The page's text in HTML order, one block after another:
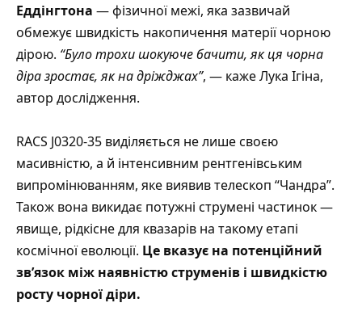
Еддінгтона — фізичної межі, яка зазвичай
обмежує швидкість накопичення матерії чорною
дірою. “Було трохи шокуюче бачити, як ця чорна
діра зростає, як на дріжджах”, — каже Лука Ігіна,
автор дослідження.
RACS J0320-35 виділяється не лише своєю
масивністю, а й інтенсивним рентгенівським
випромінюванням, яке виявив телескоп “Чандра”.
Також вона викидає потужні струмені частинок —
явище, рідкісне для квазарів на такому етапі
космічної еволюції. Це вказує на потенційний
зв’язок між наявністю струменів і швидкістю
росту чорної діри.